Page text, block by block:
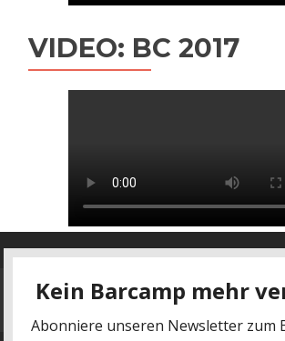
VIDEO: BC 2017
Datenschutz-Impressum